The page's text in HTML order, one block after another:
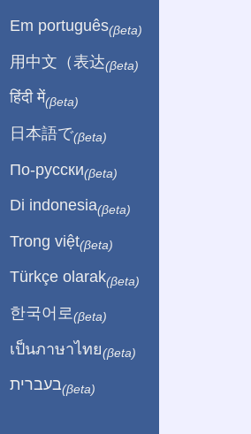
Em português(βeta)
用中文（表达(βeta)
हिंदी में(βeta)
日本語で(βeta)
По-русски(βeta)
Di indonesia(βeta)
Trong việt(βeta)
Türkçe olarak(βeta)
한국어로 (βeta)
เป็นภาษาไทย(βeta)
בעברית(βeta)